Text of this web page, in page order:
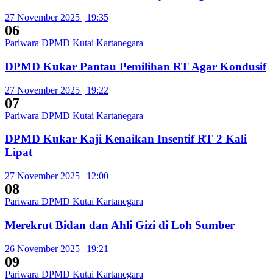
27 November 2025 | 19:35
06
Pariwara DPMD Kutai Kartanegara
DPMD Kukar Pantau Pemilihan RT Agar Kondusif
27 November 2025 | 19:22
07
Pariwara DPMD Kutai Kartanegara
DPMD Kukar Kaji Kenaikan Insentif RT 2 Kali
Lipat
27 November 2025 | 12:00
08
Pariwara DPMD Kutai Kartanegara
Merekrut Bidan dan Ahli Gizi di Loh Sumber
26 November 2025 | 19:21
09
Pariwara DPMD Kutai Kartanegara